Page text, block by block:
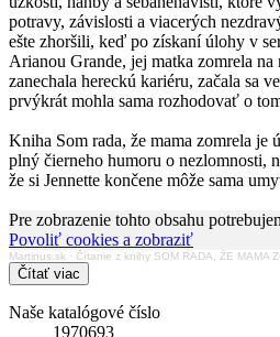
potravy, závislosti a viacerých
ešte zhoršili, keď po získaní úlohy v
Arianou Grande, jej matka zomrela na
zanechala hereckú kariéru, začala sa
prvýkrát mohla sama rozhodovať o
Kniha Som rada, že mama zomrela je
plný čierneho humoru o nezlomnosti,
že si Jennette končene môže sama
Pre zobrazenie tohto obsahu
Povoliť cookies a zobraziť
Martinus.sk · Čítanie z knihy SOM RADA, ŽE MAMA
Čítať viac
Naše katalógové číslo
1970693